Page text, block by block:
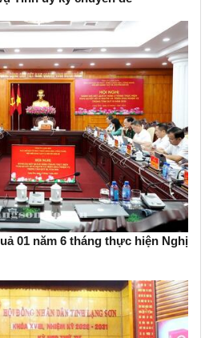
01 năm 6 tháng thực hiện Nghị